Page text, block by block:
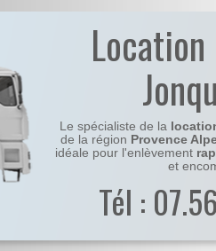
Le spécialiste de la
de la région Provence
idéale pour l'enlèvement
et
Tél :